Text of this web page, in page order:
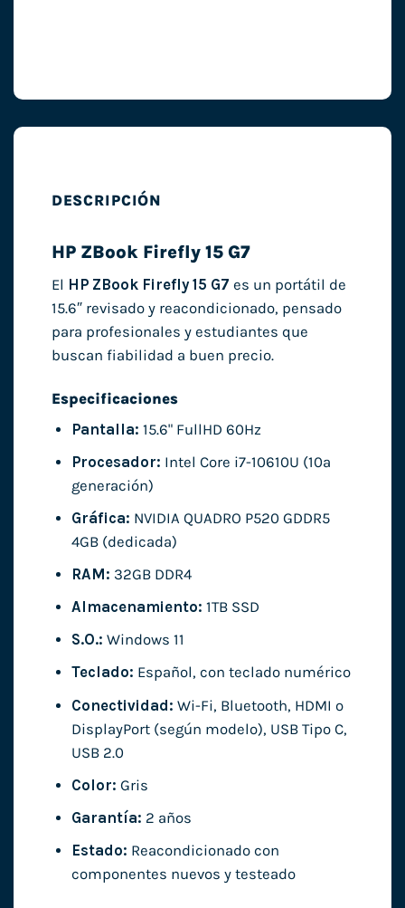
DESCRIPCIÓN
HP ZBook Firefly 15 G7
El HP ZBook Firefly 15 G7 es un portátil de
15.6″ revisado y reacondicionado, pensado
para profesionales y estudiantes que
buscan fiabilidad a buen precio.
Especificaciones
Pantalla: 15.6" FullHD 60Hz
Procesador: Intel Core i7-10610U (10ª
generación)
Gráfica: NVIDIA QUADRO P520 GDDR5
4GB (dedicada)
RAM: 32GB DDR4
Almacenamiento: 1TB SSD
S.O.: Windows 11
Teclado: Español, con teclado numérico
Conectividad: Wi-Fi, Bluetooth, HDMI o
DisplayPort (según modelo), USB Tipo C,
USB 2.0
Color: Gris
Garantía: 2 años
Estado: Reacondicionado con
componentes nuevos y testeado